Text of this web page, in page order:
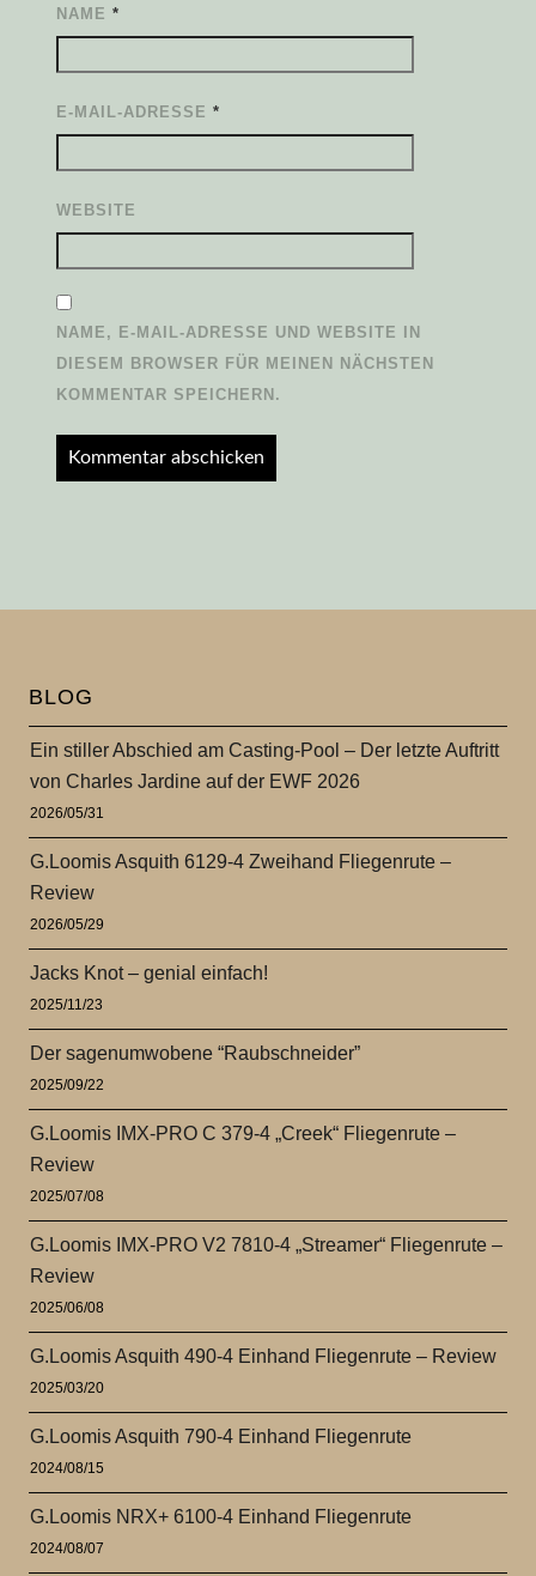
NAME*
E-MAIL-ADRESSE*
WEBSITE
NAME, E-MAIL-ADRESSE UND WEBSITE IN
DIESEM BROWSER FÜR MEINEN NÄCHSTEN
KOMMENTAR SPEICHERN.
BLOG
Ein stiller Abschied am Casting-Pool – Der letzte Auftritt
von Charles Jardine auf der EWF 2026
2026/05/31
G.Loomis Asquith 6129-4 Zweihand Fliegenrute –
Review
2026/05/29
Jacks Knot – genial einfach!
2025/11/23
Der sagenumwobene “Raubschneider”
2025/09/22
G.Loomis IMX-PRO C 379-4 „Creek“ Fliegenrute –
Review
2025/07/08
G.Loomis IMX-PRO V2 7810-4 „Streamer“ Fliegenrute –
Review
2025/06/08
G.Loomis Asquith 490-4 Einhand Fliegenrute – Review
2025/03/20
G.Loomis Asquith 790-4 Einhand Fliegenrute
2024/08/15
G.Loomis NRX+ 6100-4 Einhand Fliegenrute
2024/08/07